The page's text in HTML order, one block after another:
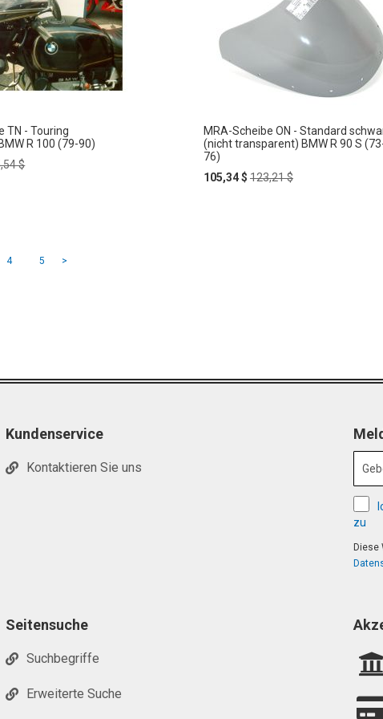
TN - Touring
R 100 (79-90)
$
MRA-Scheibe ON - Standard
(nicht transparent) BMW R 90 S
76)
Special
105,34 $ Regular
123,21 $
Seite
Seite
4 Seite
5 Seite
>
zu
Diese
Kundenservice
Kontaktieren Sie uns
Seitensuche
Suchbegriffe
Erweiterte Suche